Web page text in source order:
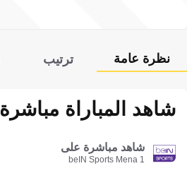
نظرة عامة ترتيب
شاهد المباراة مباشرة
شاهد مباشرة على
beIN Sports Mena 1